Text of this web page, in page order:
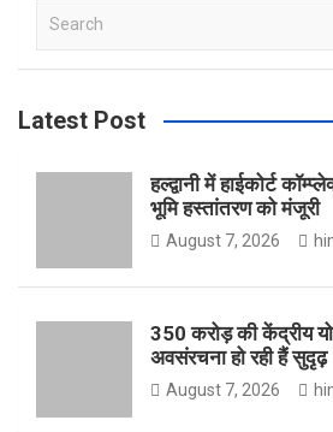
e t
a
g
a
c
Latest Post
हल्द्वानी में हाईकोर्ट
भूमि हस्तांतरण को मंजूरी
August 7, 2026
350 करोड़ की केंद्रीय
अवसंरचना हो रही हैं सुदृढ़
August 7, 2026